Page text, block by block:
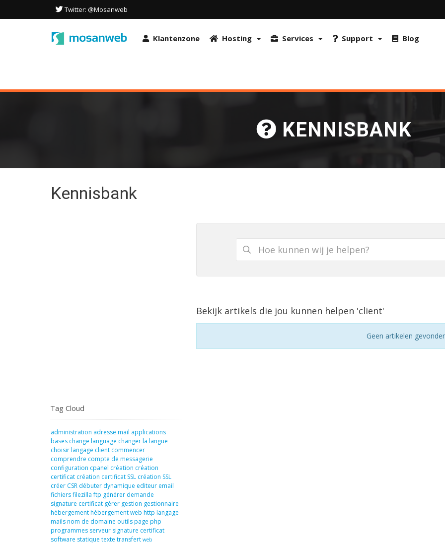
Deze site maakt gebruik van cookies om de gebruikerservaring te optimaliseren. De site maakt ook gebruik van FraudLabs Pro en
deze site gaat u akkoord met het gebruik van deze technologieën in overeenstemming met ons Privacybeleid.
Twitter: @Mosanweb
Klantenzone Hosting Services Support Blog
KENNISBANK
Kennisbank
Bekijk artikels die jou kunnen helpen 'client'
Geen artikelen
Tag Cloud
administration adresse mail applications
bases change language changer la langue
choisir langage client commencer
comprendre compte de messagerie
configuration cpanel création création
certificat création certificat SSL création SSL
créer CSR débuter dynamique editeur email
fichiersfilezilla ftp générer demande
signature certificat gérer gestion gestionnaire
hébergementhébergement web http langage
mailsnom de domaine outilspage php
programmes serveur signature certificat
software statique texte transfert web